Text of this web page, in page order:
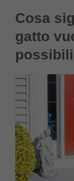
Cosa
gatto